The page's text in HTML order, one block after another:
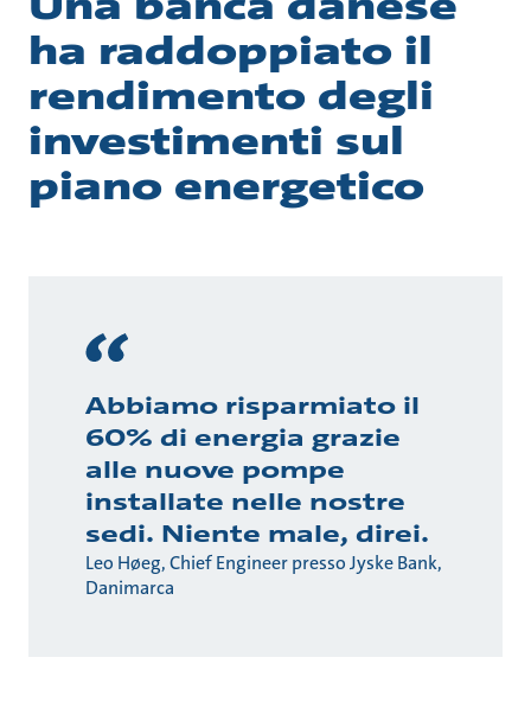
ha raddoppiato il
rendimento degli
investimenti sul
piano energetico
Abbiamo risparmiato il
60% di energia grazie
alle nuove pompe
installate nelle nostre
sedi. Niente male, direi.
Leo Høeg, Chief Engineer presso Jyske Bank,
Danimarca